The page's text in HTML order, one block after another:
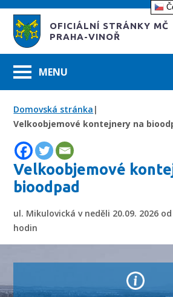
OFICIÁLNÍ STRÁNKY MČ
PRAHA-VINOŘ
Domovská stránka |
Velkoobjemové kontejnery na
Velkoobjemové
bioodpad
ul. Mikulovická v neděli 20.09. 2026
hodin